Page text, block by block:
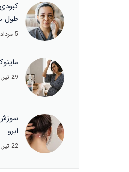
طول
5 مرداد, 1405
29 تیر, 1405
ابرو
22 تیر, 1405